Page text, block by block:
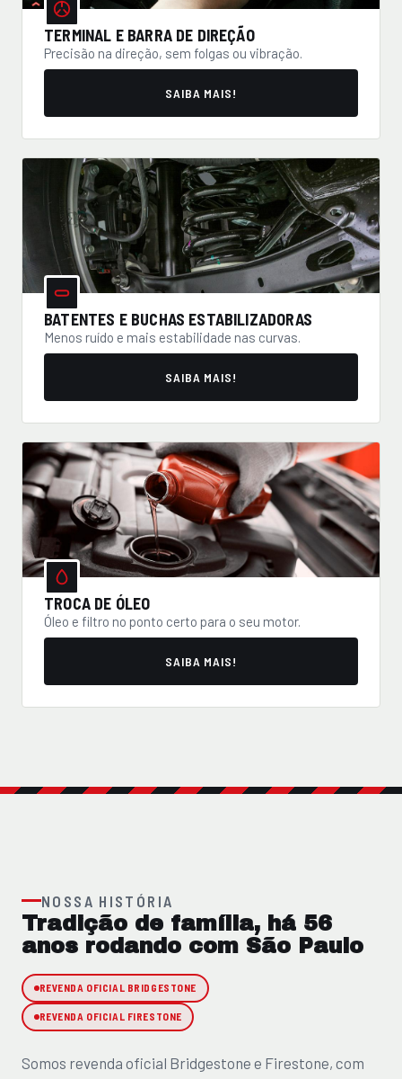
TERMINAL E BARRA DE DIREÇÃO
Precisão na direção, sem folgas ou vibração.
SAIBA MAIS!
BATENTES E BUCHAS ESTABILIZADORAS
Menos ruído e mais estabilidade nas curvas.
SAIBA MAIS!
TROCA DE ÓLEO
Óleo e filtro no ponto certo para o seu motor.
SAIBA MAIS!
NOSSA HISTÓRIA
Tradição de família, há 56
anos rodando com São Paulo
REVENDA OFICIAL BRIDGESTONE
REVENDA OFICIAL FIRESTONE
Somos revenda oficial Bridgestone e Firestone, com